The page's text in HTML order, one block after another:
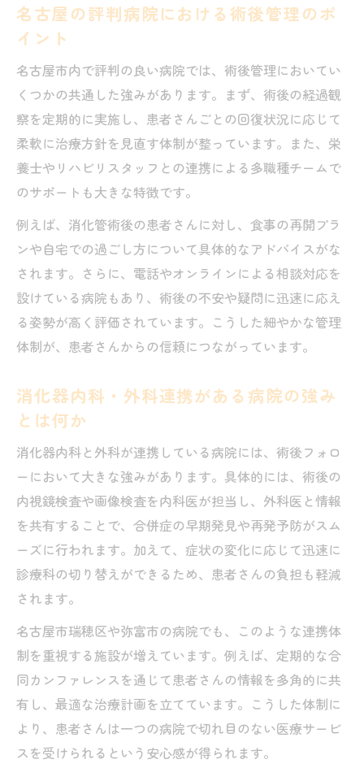
名古屋の評判病院における術後管理のポ
イント
名古屋市内で評判の良い病院では、術後管理においてい
くつかの共通した強みがあります。まず、術後の経過観
察を定期的に実施し、患者さんごとの回復状況に応じて
柔軟に治療方針を見直す体制が整っています。また、栄
養士やリハビリスタッフとの連携による多職種チームで
のサポートも大きな特徴です。
例えば、消化管術後の患者さんに対し、食事の再開プラ
ンや自宅での過ごし方について具体的なアドバイスがな
されます。さらに、電話やオンラインによる相談対応を
設けている病院もあり、術後の不安や疑問に迅速に応え
る姿勢が高く評価されています。こうした細やかな管理
体制が、患者さんからの信頼につながっています。
消化器内科・外科連携がある病院の強み
とは何か
消化器内科と外科が連携している病院には、術後フォロ
ーにおいて大きな強みがあります。具体的には、術後の
内視鏡検査や画像検査を内科医が担当し、外科医と情報
を共有することで、合併症の早期発見や再発予防がスム
ーズに行われます。加えて、症状の変化に応じて迅速に
診療科の切り替えができるため、患者さんの負担も軽減
されます。
名古屋市瑞穂区や弥富市の病院でも、このような連携体
制を重視する施設が増えています。例えば、定期的な合
同カンファレンスを通じて患者さんの情報を多角的に共
有し、最適な治療計画を立てています。こうした体制に
より、患者さんは一つの病院で切れ目のない医療サービ
スを受けられるという安心感が得られます。